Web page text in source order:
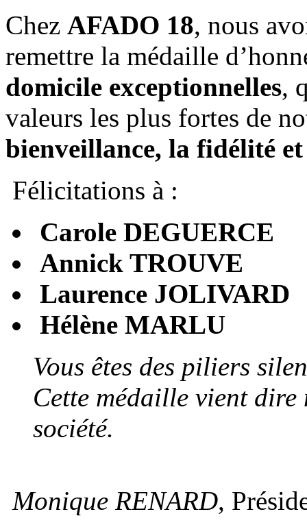
Chez AFADO 18, nous
remettre la médaille
domicile exceptionnelles,
valeurs les plus fortes de
bienveillance, la fidélité
Félicitations à :
Carole DEGUERCE
Annick TROUVE
Laurence JOLIVARD
Hélène MARLU
Vous êtes des piliers
Cette médaille vient
société.
Monique RENARD,